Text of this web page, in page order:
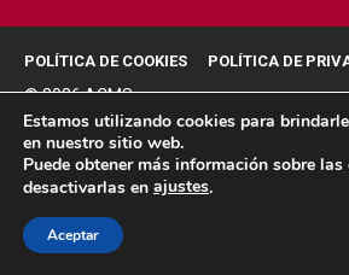
POLÍTICA DE COOKIES POLÍTICA DE
© 2026 ACMS.
Estamos utilizando cookies para
en nuestro sitio web.
Puede obtener más información sobre
desactivarlas en ajustes.
Aceptar